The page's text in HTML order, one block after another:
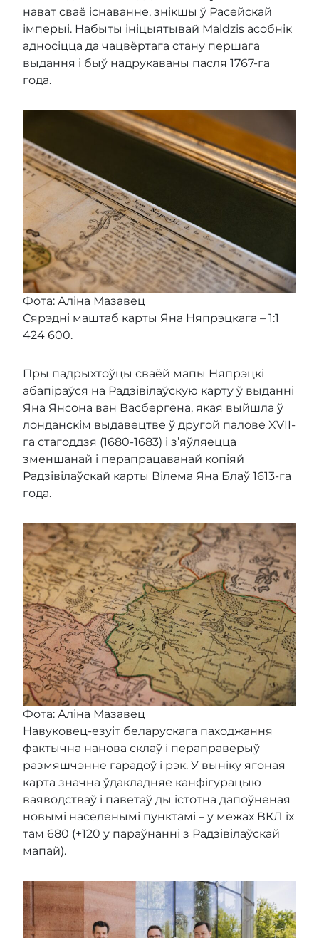
нават сваё існаванне, знікшы ў Расейскай
імперыі. Набыты ініцыятывай Maldzis асобнік
адносіцца да чацвёртага стану першага
выдання і быў надрукаваны пасля 1767-га
года.
Фота: Аліна Мазавец
Сярэдні маштаб карты Яна Няпрэцкага – 1:1
424 600.
Пры падрыхтоўцы сваёй мапы Няпрэцкі
абапіраўся на Радзівілаўскую карту ў выданні
Яна Янсона ван Васбергена, якая выйшла ў
лонданскім выдавецтве ў другой палове XVII-
га стагоддзя (1680-1683) і з’яўляецца
зменшанай і перапрацаванай копіяй
Радзівілаўскай карты Вілема Яна Блаў 1613-га
года.
Фота: Аліна Мазавец
Навуковец-езуіт беларускага паходжання
фактычна нанова склаў і пераправерыў
размяшчэнне гарадоў і рэк. У выніку ягоная
карта значна ўдакладняе канфігурацыю
ваяводстваў і паветаў ды істотна дапоўненая
новымі населенымі пунктамі – у межах ВКЛ іх
там 680 (+120 у параўнанні з Радзівілаўскай
мапай).